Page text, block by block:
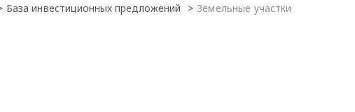
База инвестиционных предложений Земельные участки